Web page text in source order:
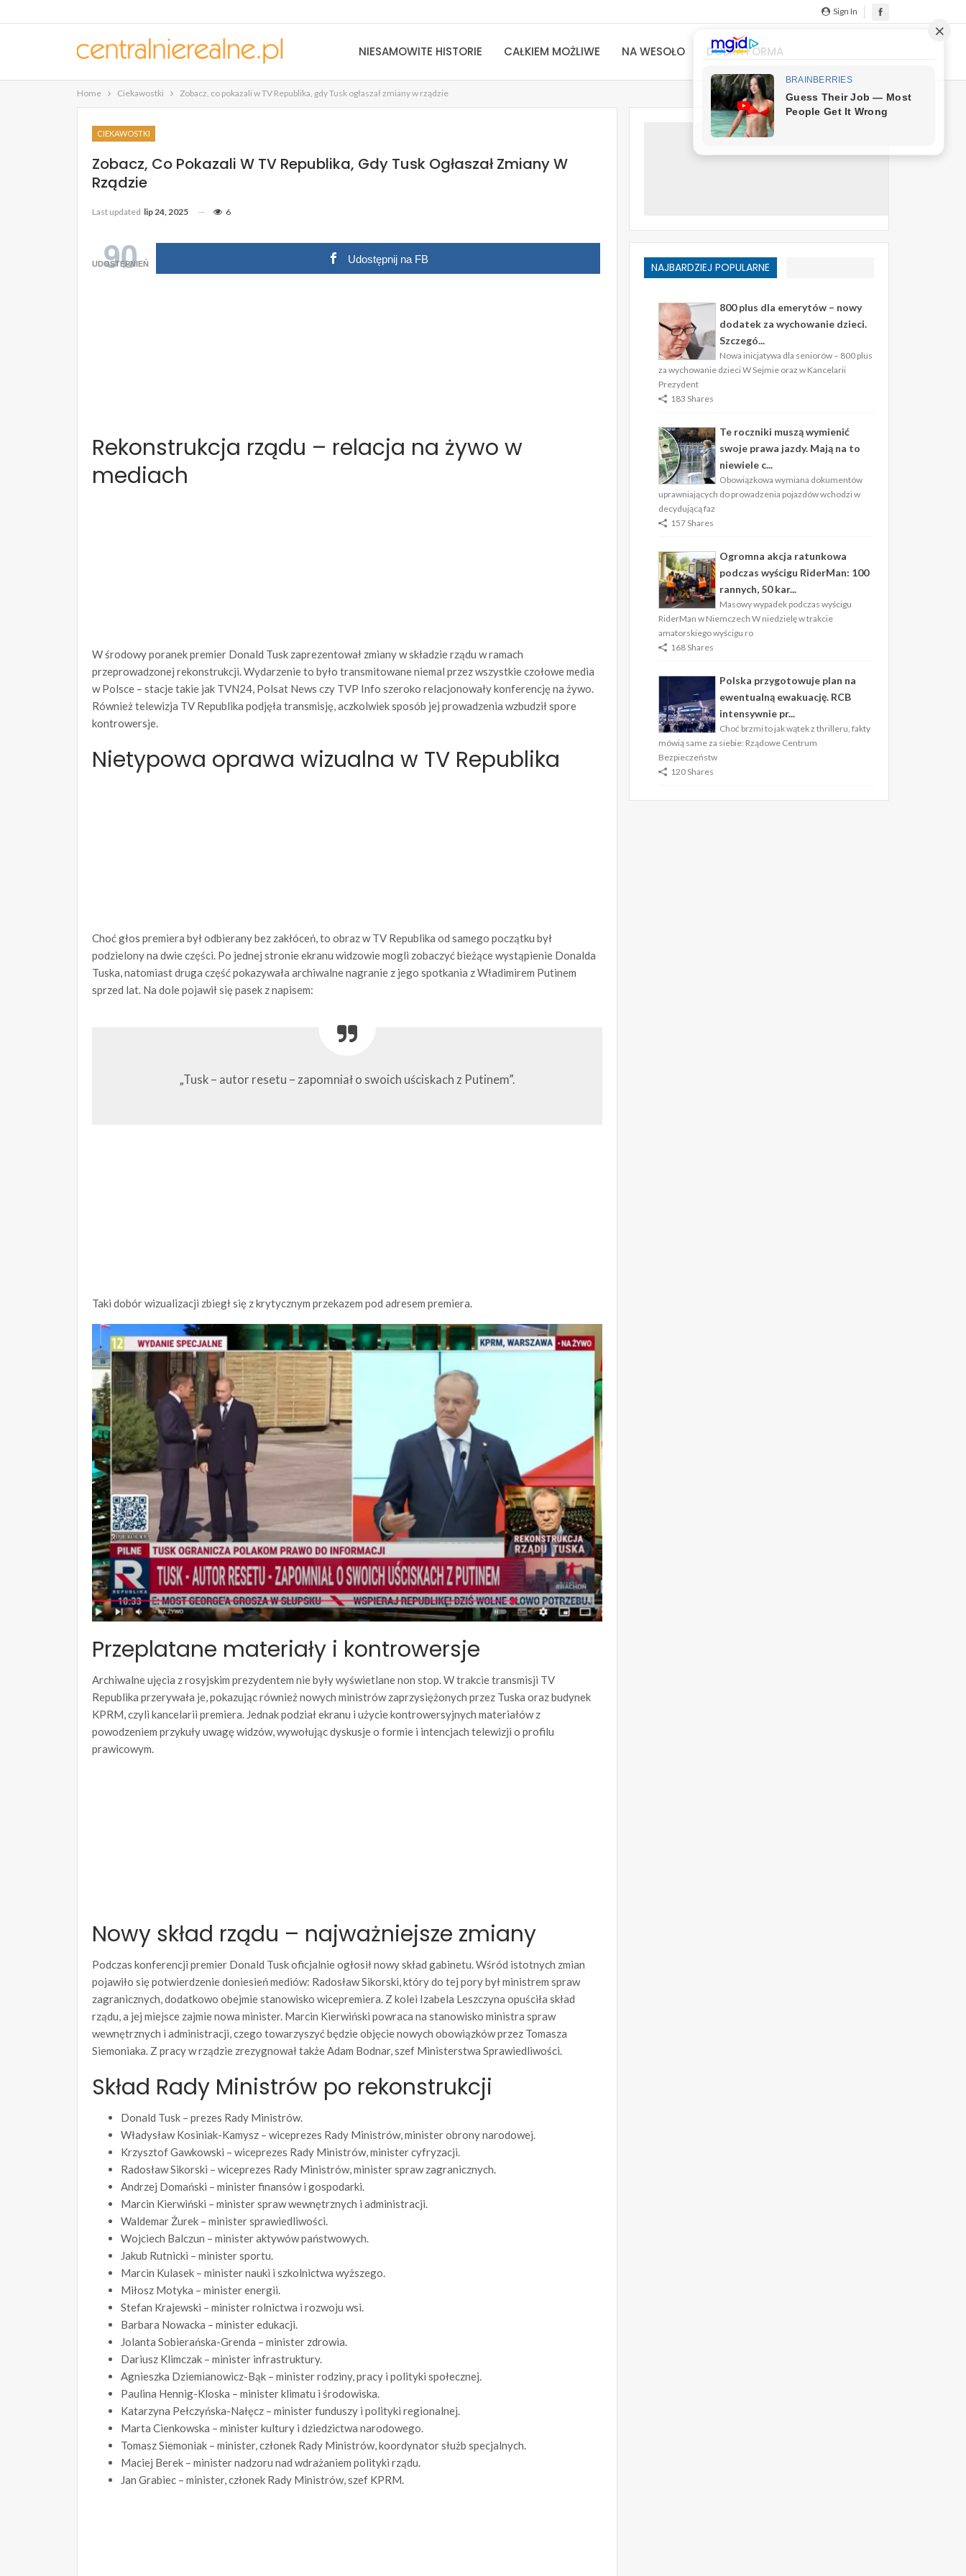
Sign In
NIESAMOWITE HISTORIE CAŁKIEM MOŻLIWE NA WESOŁO DOBRA FORMA
Home Ciekawostki Zobacz, co pokazali w TV Republika, gdy Tusk ogłaszał zmiany w rządzie
CIEKAWOSTKI
Zobacz, Co Pokazali W TV Republika, Gdy Tusk Ogłaszał Zmiany W
Rządzie
Last updated lip 24, 2025 6
90
UDOSTĘPNIEŃ Udostępnij na FB
Rekonstrukcja rządu – relacja na żywo w
mediach
W środowy poranek premier Donald Tusk zaprezentował zmiany w składzie rządu w ramach
przeprowadzonej rekonstrukcji. Wydarzenie to było transmitowane niemal przez wszystkie czołowe media
w Polsce – stacje takie jak TVN24, Polsat News czy TVP Info szeroko relacjonowały konferencję na żywo.
Również telewizja TV Republika podjęła transmisję, aczkolwiek sposób jej prowadzenia wzbudził spore
kontrowersje.
Nietypowa oprawa wizualna w TV Republika
Choć głos premiera był odbierany bez zakłóceń, to obraz w TV Republika od samego początku był
podzielony na dwie części. Po jednej stronie ekranu widzowie mogli zobaczyć bieżące wystąpienie Donalda
Tuska, natomiast druga część pokazywała archiwalne nagranie z jego spotkania z Władimirem Putinem
sprzed lat. Na dole pojawił się pasek z napisem:
„Tusk – autor resetu – zapomniał o swoich uściskach z Putinem”.
Taki dobór wizualizacji zbiegł się z krytycznym przekazem pod adresem premiera.
Przeplatane materiały i kontrowersje
Archiwalne ujęcia z rosyjskim prezydentem nie były wyświetlane non stop. W trakcie transmisji TV
Republika przerywała je, pokazując również nowych ministrów zaprzysiężonych przez Tuska oraz budynek
KPRM, czyli kancelarii premiera. Jednak podział ekranu i użycie kontrowersyjnych materiałów z
powodzeniem przykuły uwagę widzów, wywołując dyskusje o formie i intencjach telewizji o profilu
prawicowym.
Nowy skład rządu – najważniejsze zmiany
Podczas konferencji premier Donald Tusk oficjalnie ogłosił nowy skład gabinetu. Wśród istotnych zmian
pojawiło się potwierdzenie doniesień mediów: Radosław Sikorski, który do tej pory był ministrem spraw
zagranicznych, dodatkowo obejmie stanowisko wicepremiera. Z kolei Izabela Leszczyna opuściła skład
rządu, a jej miejsce zajmie nowa minister. Marcin Kierwiński powraca na stanowisko ministra spraw
wewnętrznych i administracji, czego towarzyszyć będzie objęcie nowych obowiązków przez Tomasza
Siemoniaka. Z pracy w rządzie zrezygnował także Adam Bodnar, szef Ministerstwa Sprawiedliwości.
Skład Rady Ministrów po rekonstrukcji
Donald Tusk – prezes Rady Ministrów.
Władysław Kosiniak-Kamysz – wiceprezes Rady Ministrów, minister obrony narodowej.
Krzysztof Gawkowski – wiceprezes Rady Ministrów, minister cyfryzacji.
Radosław Sikorski – wiceprezes Rady Ministrów, minister spraw zagranicznych.
Andrzej Domański – minister finansów i gospodarki.
Marcin Kierwiński – minister spraw wewnętrznych i administracji.
Waldemar Żurek – minister sprawiedliwości.
Wojciech Balczun – minister aktywów państwowych.
Jakub Rutnicki – minister sportu.
Marcin Kulasek – minister nauki i szkolnictwa wyższego.
Miłosz Motyka – minister energii.
Stefan Krajewski – minister rolnictwa i rozwoju wsi.
Barbara Nowacka – minister edukacji.
Jolanta Sobierańska-Grenda – minister zdrowia.
Dariusz Klimczak – minister infrastruktury.
Agnieszka Dziemianowicz-Bąk – minister rodziny, pracy i polityki społecznej.
Paulina Hennig-Kloska – minister klimatu i środowiska.
Katarzyna Pełczyńska-Nałęcz – minister funduszy i polityki regionalnej.
Marta Cienkowska – minister kultury i dziedzictwa narodowego.
Tomasz Siemoniak – minister, członek Rady Ministrów, koordynator służb specjalnych.
Maciej Berek – minister nadzoru nad wdrażaniem polityki rządu.
Jan Grabiec – minister, członek Rady Ministrów, szef KPRM.
NAJBARDZIEJ POPULARNE
800 plus dla emerytów – nowy
dodatek za wychowanie dzieci.
Szczegó...
Nowa inicjatywa dla seniorów – 800 plus
za wychowanie dzieci W Sejmie oraz w Kancelarii
Prezydent
183 Shares
Te roczniki muszą wymienić
swoje prawa jazdy. Mają na to
niewiele c...
Obowiązkowa wymiana dokumentów
uprawniających do prowadzenia pojazdów wchodzi w
decydującą faz
157 Shares
Ogromna akcja ratunkowa
podczas wyścigu RiderMan: 100
rannych, 50 kar...
Masowy wypadek podczas wyścigu
RiderMan w Niemczech W niedzielę w trakcie
amatorskiego wyścigu ro
168 Shares
Polska przygotowuje plan na
ewentualną ewakuację. RCB
intensywnie pr...
Choć brzmi to jak wątek z thrilleru, fakty
mówią same za siebie: Rządowe Centrum
Bezpieczeństw
120 Shares